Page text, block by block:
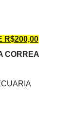
R$200,00
CORREA